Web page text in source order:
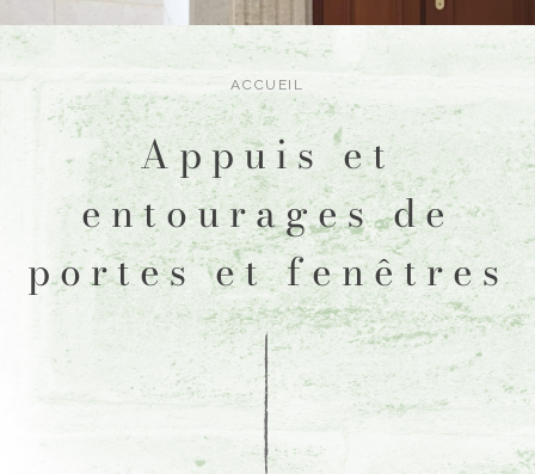
ACCUEIL
Appuis et
entourages de
portes et fenêtres